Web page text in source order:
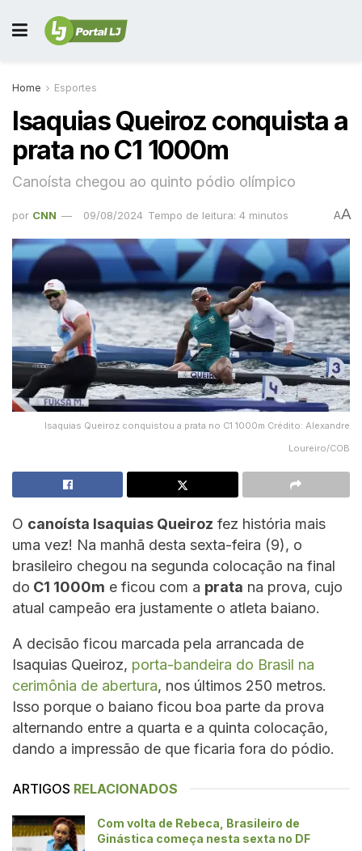
Home Esportes
Isaquias Queiroz conquista a
prata no C1 1000m
Canoísta chegou ao quinto pódio olímpico
por CNN 09/08/2024 Tempo de leitura: 4 minutos AA
Isaquias Queiroz conquistou a prata no C1 1000m Crédito: Alexandre
Loureiro/COB
O canoísta Isaquias Queiroz fez história mais
uma vez! Na manhã desta sexta-feira (9), o
brasileiro chegou na segunda colocação na final
do C1 1000m e ficou com a prata na prova, cujo
atual campeão era justamente o atleta baiano.
A decisão ficou marcada pela arrancada de
Isaquias Queiroz, porta-bandeira do Brasil na
cerimônia de abertura, nos últimos 250 metros.
Isso porque o baiano ficou boa parte da prova
alternando entre a quarta e a quinta colocação,
dando a impressão de que ficaria fora do pódio.
ARTIGOS RELACIONADOS
Com volta de Rebeca, Brasileiro de
Ginástica começa nesta sexta no DF